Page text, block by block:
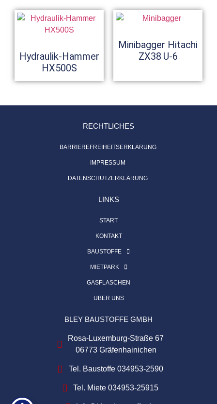
Hydraulik-Hammer
HX500S
Minibagger Hitachi
ZX38 U-6
RECHTLICHES
BARRIEREFREIHEITSERKLÄRUNG
IMPRESSUM
DATENSCHUTZERKLÄRUNG
LINKS
START
KONTAKT
BAUSTOFFE
MIETPARK
GASFLASCHEN
ÜBER UNS
BLEY BAUSTOFFE GMBH
Rosa-Luxemburg-Straße 67
06773 Gräfenhainichen
Tel. Baustoffe 034953-2590
Tel. Miete 034953-25915